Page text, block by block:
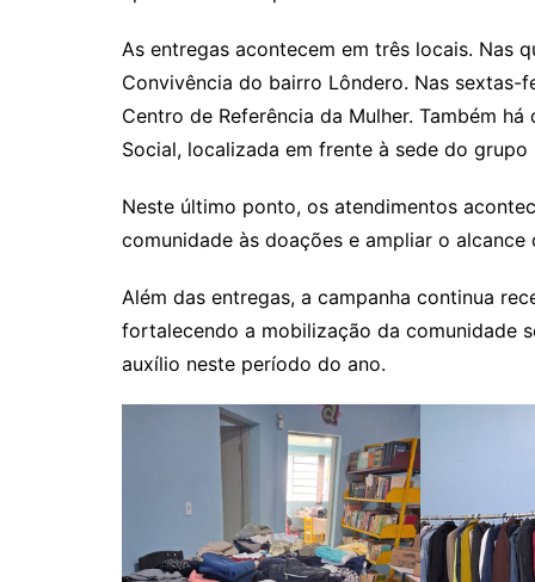
As entregas acontecem em três locais. Nas
Convivência do bairro Lôndero. Nas sextas-
Centro de Referência da Mulher. Também
Social, localizada em frente à sede do grupo
Neste último ponto, os atendimentos
comunidade às doações e ampliar o
Além das entregas, a campanha continua
fortalecendo a mobilização da comunidade
auxílio neste período do ano.